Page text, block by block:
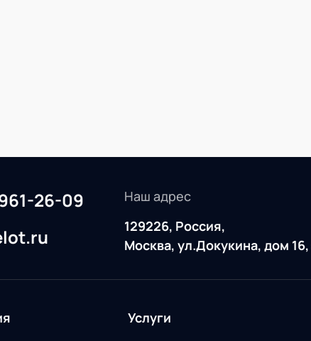
26-09
Наш адрес
129226, Россия,
Москва, ул.Докукина, дом
Услуги